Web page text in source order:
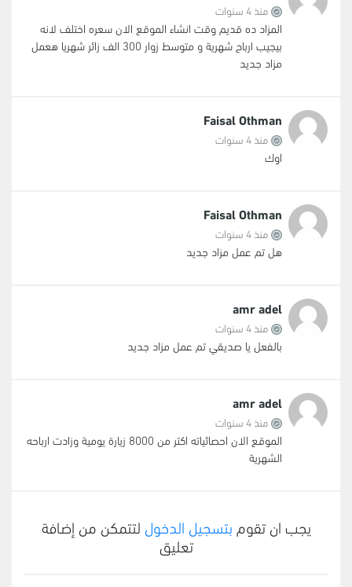
منذ 4 سنوات
المزاد ده قديم وقت انشاء الموقع الان سعره اختلف لانه
بيجيب ارباح شهرية و متوسط زوار 300 الف زائر شهريا هعمل
مزاد جديد
Faisal Othman
منذ 4 سنوات
اوك
Faisal Othman
منذ 4 سنوات
هل تم عمل مزاد جديد
amr adel
منذ 4 سنوات
بالفعل يا صديقي تم عمل مزاد جديد
amr adel
منذ 4 سنوات
الموقع الان احصائياته اكتر من 8000 زيارة يومية وزادت ارباحه
الشهرية
يجب ان تقوم بتسجيل الدخول لتتمكن من إضافة
تعليق